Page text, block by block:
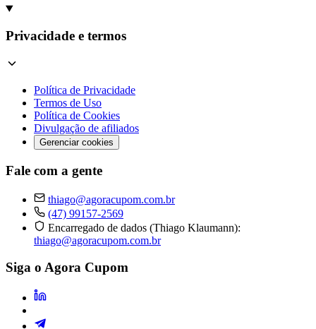
Privacidade e termos
Política de Privacidade
Termos de Uso
Política de Cookies
Divulgação de afiliados
Gerenciar cookies
Fale com a gente
thiago@agoracupom.com.br
(47) 99157-2569
Encarregado de dados (Thiago Klaumann):
thiago@agoracupom.com.br
Siga o Agora Cupom